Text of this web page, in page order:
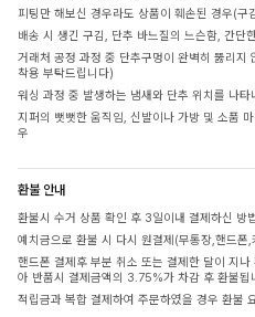
피팅만 해보신 경우라도 상품이 훼손된 경우(구
배송 시 생긴 구김, 단추 바느질의 느슨함, 간단
거래처 공정 과정 중 단추구멍이 완벽히 뚫리지
착용 부탁드립니다)
워싱 과정 중 발생하는 냄새와 단추 위치를 나
지퍼의 뻣뻣한 움직임, 신발이나 가방 및 소품
우
환불 안내
환불시 수거 상품 확인 후 3일이내 결제하신 방
예치금으로 환불 시 다시 원결제(무통장,핸드폰
핸드폰 결제후 부분 취소 또는 결제한 달이 지
아 반품시 결제금액의 3.75%가 차감 후 환불됩
적립금과 복합 결제하여 주문하였을 경우 환불